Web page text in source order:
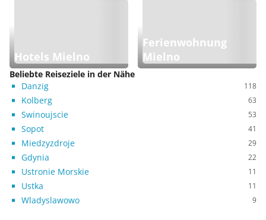
Hotels Mielno
Ferienwohnung
Mielno
Beliebte Reiseziele in der Nähe
Danzig
118
Kolberg 63
Swinoujscie 53
Sopot 41
Miedzyzdroje 29
Gdynia 22
Ustronie Morskie 11
Ustka 11
Wladyslawowo 9